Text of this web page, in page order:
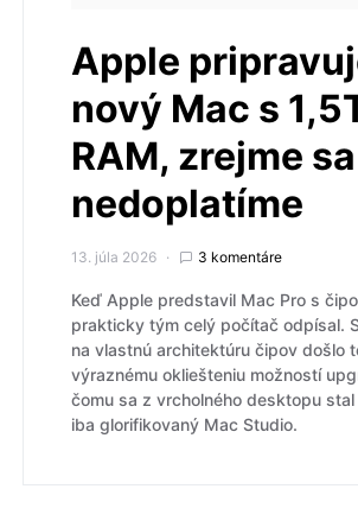
Apple
nový Mac s
RAM, zrejme sa
nedoplatíme
13. júla 2026 3 komentáre
Keď Apple predstavil Mac Pro s
prakticky tým celý počítač odpísal.
na vlastnú architektúru čipov došlo
výraznému okliešteniu možností
čomu sa z vrcholného desktopu
iba glorifikovaný Mac Studio.